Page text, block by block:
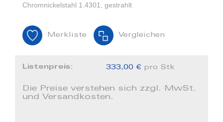
Chromnickelstahl 1.4301, gestrahlt
Merkliste Vergleichen
Listenpreis: 333,00 € pro Stk
Die Preise verstehen sich zzgl. MwSt.
und Versandkosten.